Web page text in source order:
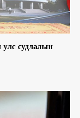
улс судлалын